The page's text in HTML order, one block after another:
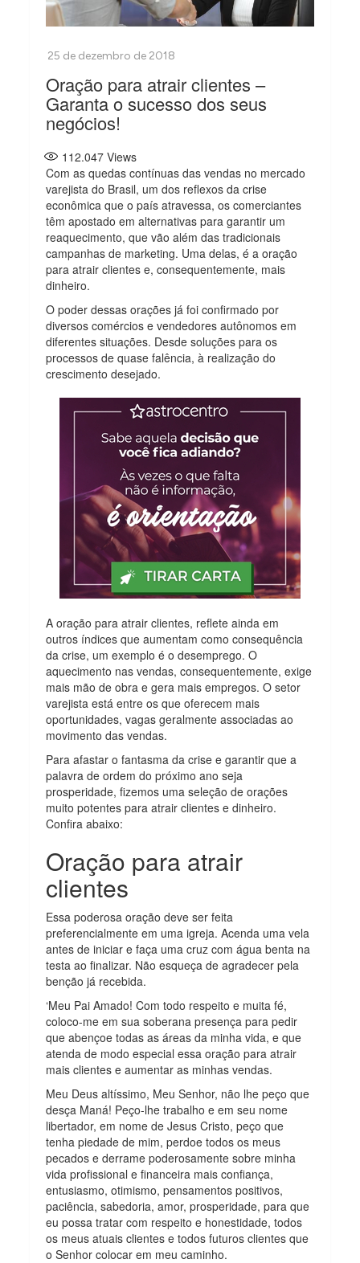
Oração para atrair clientes –
Garanta o sucesso dos seus
negócios!
112.047 Views
Com as quedas contínuas das vendas no mercado
varejista do Brasil, um dos reflexos da crise
econômica que o país atravessa, os comerciantes
têm apostado em alternativas para garantir um
reaquecimento, que vão além das tradicionais
campanhas de marketing. Uma delas, é a oração
para atrair clientes e, consequentemente, mais
dinheiro.
O poder dessas orações já foi confirmado por
diversos comércios e vendedores autônomos em
diferentes situações. Desde soluções para os
processos de quase falência, à realização do
crescimento desejado.
A oração para atrair clientes, reflete ainda em
outros índices que aumentam como consequência
da crise, um exemplo é o desemprego. O
aquecimento nas vendas, consequentemente, exige
mais mão de obra e gera mais empregos. O setor
varejista está entre os que oferecem mais
oportunidades, vagas geralmente associadas ao
movimento das vendas.
Para afastar o fantasma da crise e garantir que a
palavra de ordem do próximo ano seja
prosperidade, fizemos uma seleção de orações
muito potentes para atrair clientes e dinheiro.
Confira abaixo:
Oração para atrair
clientes
Essa poderosa oração deve ser feita
preferencialmente em uma igreja. Acenda uma vela
antes de iniciar e faça uma cruz com água benta na
testa ao finalizar. Não esqueça de agradecer pela
benção já recebida.
‘Meu Pai Amado! Com todo respeito e muita fé,
coloco-me em sua soberana presença para pedir
que abençoe todas as áreas da minha vida, e que
atenda de modo especial essa oração para atrair
mais clientes e aumentar as minhas vendas.
Meu Deus altíssimo, Meu Senhor, não lhe peço que
desça Maná! Peço-lhe trabalho e em seu nome
libertador, em nome de Jesus Cristo, peço que
tenha piedade de mim, perdoe todos os meus
pecados e derrame poderosamente sobre minha
vida profissional e financeira mais confiança,
entusiasmo, otimismo, pensamentos positivos,
paciência, sabedoria, amor, prosperidade, para que
eu possa tratar com respeito e honestidade, todos
os meus atuais clientes e todos futuros clientes que
o Senhor colocar em meu caminho.